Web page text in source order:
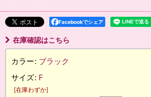
Facebookでシェア
在庫確認はこちら
カラー: ブラック
サイズ: F
[在庫わずか]